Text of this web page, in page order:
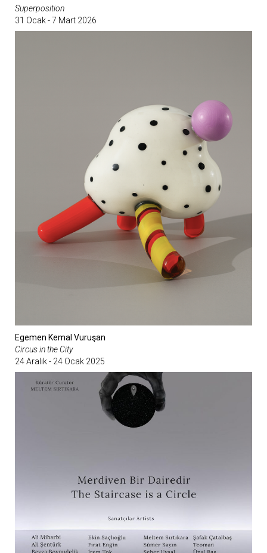
Superposition
31 Ocak - 7 Mart 2026
Egemen Kemal Vuruşan
Circus in the City
24 Aralık - 24 Ocak 2025